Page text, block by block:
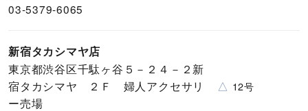
03-5379-6065
新宿タカシマヤ店
東京都渋谷区千駄ヶ谷５－２４－２新
宿タカシマヤ ２Ｆ 婦人アクセサリ
ー売場
△ 12号